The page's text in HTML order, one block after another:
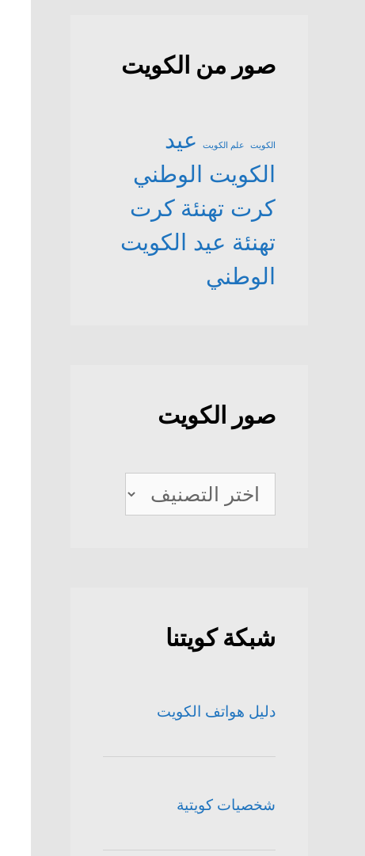
صور من الكويت
الكويت علم الكويت
عيد
الكويت الوطني
كرت تهنئة كرت
تهنئة عيد الكويت
الوطني
صور الكويت
صور
الكويت
شبكة كويتنا
دليل هواتف الكويت
شخصيات كويتية